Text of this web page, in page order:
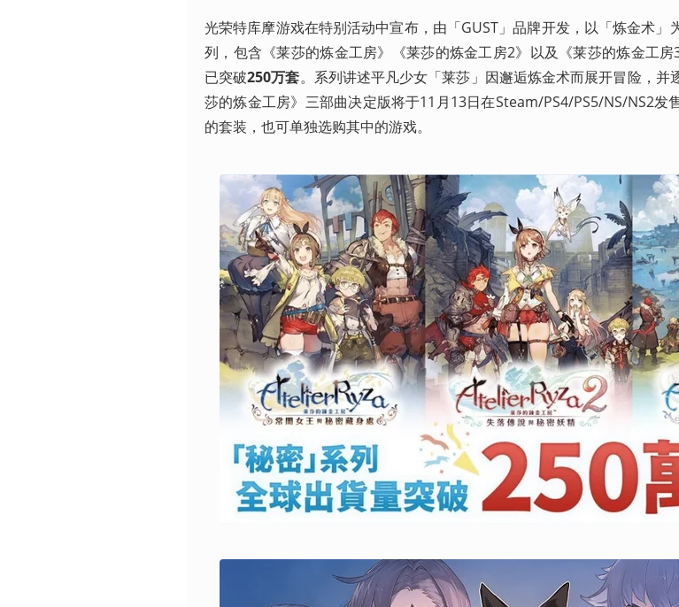
光荣特库摩游戏在特别活动中宣布，由「GUST」品牌开发，以「炼金术」
列，包含《莱莎的炼金工房》《莱莎的炼金工房2》以及《莱莎的炼金工
已突破250万套。系列讲述平凡少女「莱莎」因邂逅炼金术而展开冒险，并
莎的炼金工房》三部曲决定版将于11月13日在Steam/PS4/PS5/NS/NS2发
的套装，也可单独选购其中的游戏。